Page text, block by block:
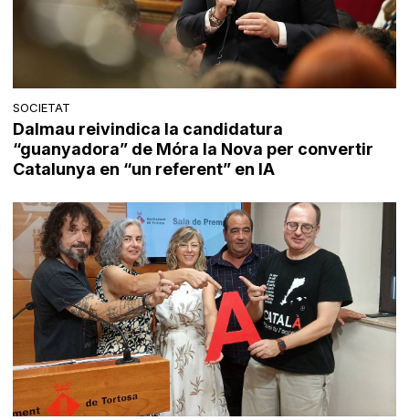
SOCIETAT
Dalmau reivindica la candidatura
“guanyadora” de Móra la Nova per convertir
Catalunya en “un referent” en IA